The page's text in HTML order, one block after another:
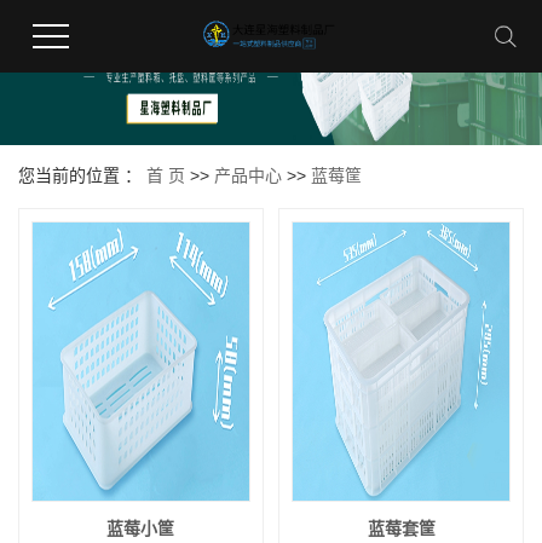
您当前的位置 ： 首 页 >> 产品中心 >> 蓝莓筐
蓝莓小筐 蓝莓套筐